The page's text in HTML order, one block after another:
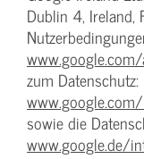
Dublin 4, Ireland,
zum Datenschutz:
sowie die
www.google.de/